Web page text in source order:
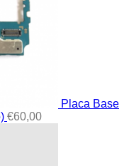
Placa Base
€60,00